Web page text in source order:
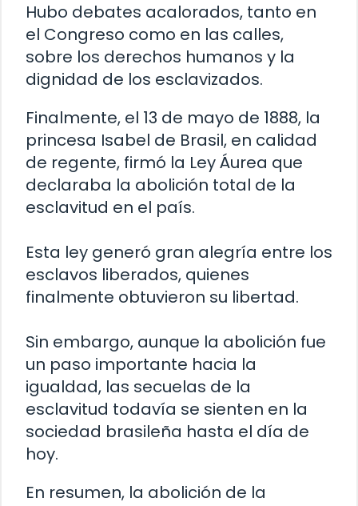
Hubo debates acalorados, tanto en
el Congreso como en las calles,
sobre los derechos humanos y la
dignidad de los esclavizados.
Finalmente, el 13 de mayo de 1888, la
princesa Isabel de Brasil, en calidad
de regente, firmó la Ley Áurea que
declaraba la abolición total de la
esclavitud en el país.
Esta ley generó gran alegría entre los
esclavos liberados, quienes
finalmente obtuvieron su libertad.
Sin embargo, aunque la abolición fue
un paso importante hacia la
igualdad, las secuelas de la
esclavitud todavía se sienten en la
sociedad brasileña hasta el día de
hoy.
En resumen, la abolición de la